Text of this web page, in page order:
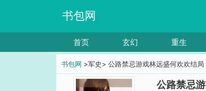
书包网
首页 玄幻 重生
书包网 >军史> 公路禁忌游戏林远盛何欢欢结局
公路禁忌